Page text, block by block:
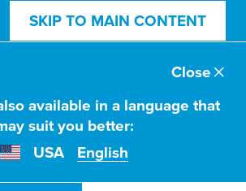
SKIP TO MAIN CONTENT
available in a language that
suit you better:
USA
English
Close